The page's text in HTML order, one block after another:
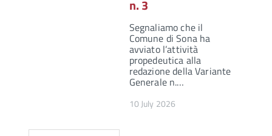
n. 3
Segnaliamo che il
Comune di Sona ha
avviato l’attività
propedeutica alla
redazione della Variante
Generale n.…
10 July 2026